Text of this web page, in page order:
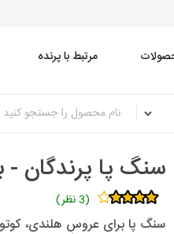
مرتبط با پرنده
سنگ پا پرندگان -
(3 نظر)
سنگ پا برای عروس هلندی،